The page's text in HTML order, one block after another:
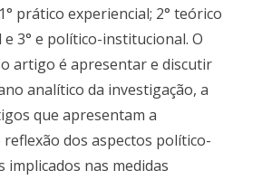
prático experiencial; 2° teórico
3° e político-institucional. O
artigo é apresentar e discutir
analítico da investigação, a
que apresentam a
reflexão dos aspectos político-
implicados nas medidas